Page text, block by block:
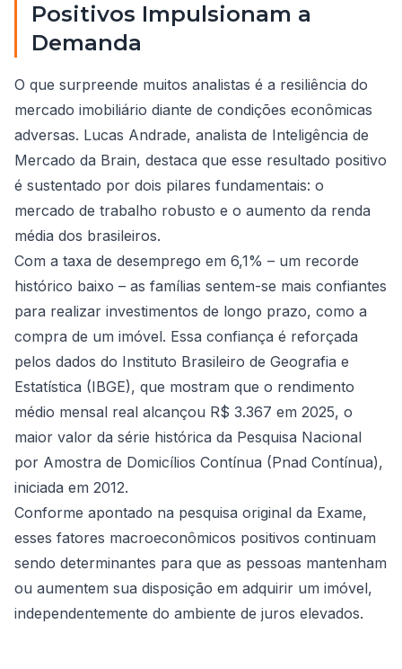
Positivos Impulsionam a
Demanda
O que surpreende muitos analistas é a resiliência do
mercado imobiliário diante de condições econômicas
adversas. Lucas Andrade, analista de Inteligência de
Mercado da Brain, destaca que esse resultado positivo
é sustentado por dois pilares fundamentais: o
mercado de trabalho robusto e o aumento da renda
média dos brasileiros.
Com a taxa de desemprego em 6,1% – um recorde
histórico baixo – as famílias sentem-se mais confiantes
para realizar investimentos de longo prazo, como a
compra de um imóvel. Essa confiança é reforçada
pelos dados do Instituto Brasileiro de Geografia e
Estatística (IBGE), que mostram que o rendimento
médio mensal real alcançou R$ 3.367 em 2025, o
maior valor da série histórica da Pesquisa Nacional
por Amostra de Domicílios Contínua (Pnad Contínua),
iniciada em 2012.
Conforme apontado na pesquisa original da Exame,
esses fatores macroeconômicos positivos continuam
sendo determinantes para que as pessoas mantenham
ou aumentem sua disposição em adquirir um imóvel,
independentemente do ambiente de juros elevados.